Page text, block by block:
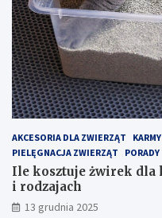
c
h
–
j
a
k
z
o
p
t
y
m
a
l
i
k
p
o
c
e
n
a
c
h
i
r
o
d
AKCESORIA DLA ZWIERZĄT
PIELĘGNACJA ZWIERZĄT
PORADY
Ile kosztuje żwirek dla
i rodzajach
13 grudnia 2025